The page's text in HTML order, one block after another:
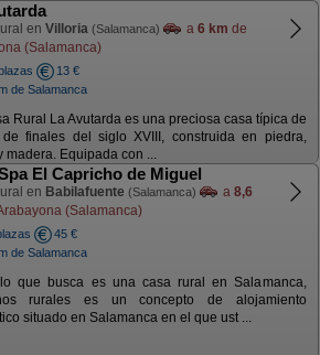
en Villoria (Salamanca) a 6 km de
(Salamanca)
13 €
de Salamanca
Rural La Avutarda es una preciosa casa típica de
finales del siglo XVIII, construida en piedra,
madera. Equipada con ...
El Capricho de Miguel
en Babilafuente (Salamanca) a 8,6
(Salamanca)
45 €
de Salamanca
que busca es una casa rural en Salamanca,
rurales es un concepto de alojamiento
situado en Salamanca en el que ust ...